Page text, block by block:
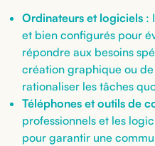
Ordinateurs et logiciels :
et bien configurés pour
répondre aux besoins
création graphique ou
rationaliser les tâches
Téléphones et outils de
professionnels et les
pour garantir une